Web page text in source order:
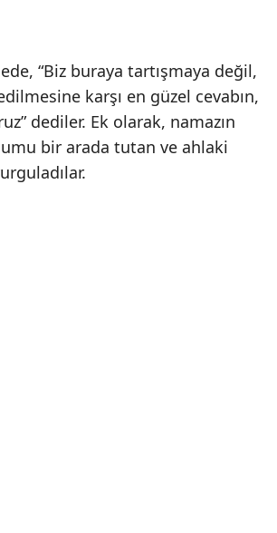
“Biz buraya tartışmaya değil,
karşı en güzel cevabın,
dediler. Ek olarak, namazın
bir arada tutan ve ahlaki